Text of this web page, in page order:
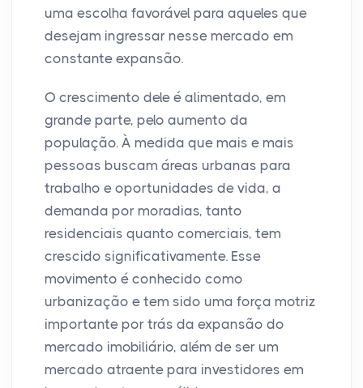
uma escolha favorável para aqueles que
desejam ingressar nesse mercado em
constante expansão.
O crescimento dele é alimentado, em
grande parte, pelo aumento da
população. À medida que mais e mais
pessoas buscam áreas urbanas para
trabalho e oportunidades de vida, a
demanda por moradias, tanto
residenciais quanto comerciais, tem
crescido significativamente. Esse
movimento é conhecido como
urbanização e tem sido uma força motriz
importante por trás da expansão do
mercado imobiliário, além de ser um
mercado atraente para investidores em